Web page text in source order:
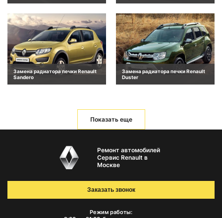
Замена радиатора печки Renault
Sandero
Замена радиатора печки Renault
Duster
Показать еще
Ремонт автомобилей
Сервис Renault в
Москве
Режим работы:
Заказать звонок